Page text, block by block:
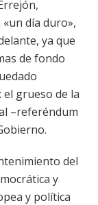
día duro»,
ya que
de fondo
grueso de la
–referéndum
del
y
y política